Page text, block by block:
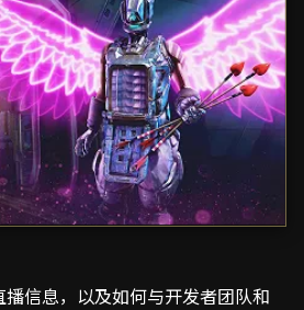
播信息，以及如何与开发者团队和